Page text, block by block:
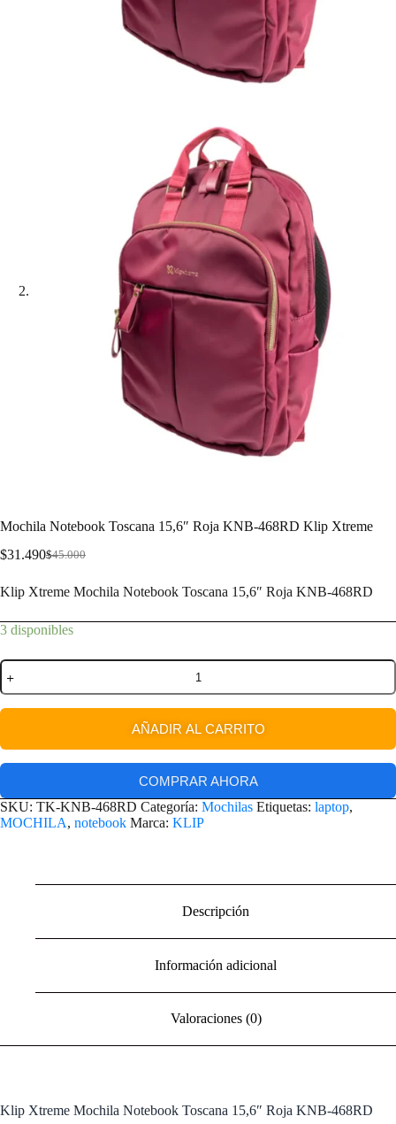
Mochila Notebook Toscana 15,6″ Roja KNB-468RD Klip Xtreme
$45.000
$31.490
Klip Xtreme Mochila Notebook Toscana 15,6″ Roja KNB-468RD
3 disponibles
AÑADIR AL CARRITO
COMPRAR AHORA
SKU: TK-KNB-468RD Categoría: Mochilas Etiquetas: laptop,
MOCHILA, notebook Marca: KLIP
Descripción
Información adicional
Valoraciones (0)
Klip Xtreme Mochila Notebook Toscana 15,6″ Roja KNB-468RD